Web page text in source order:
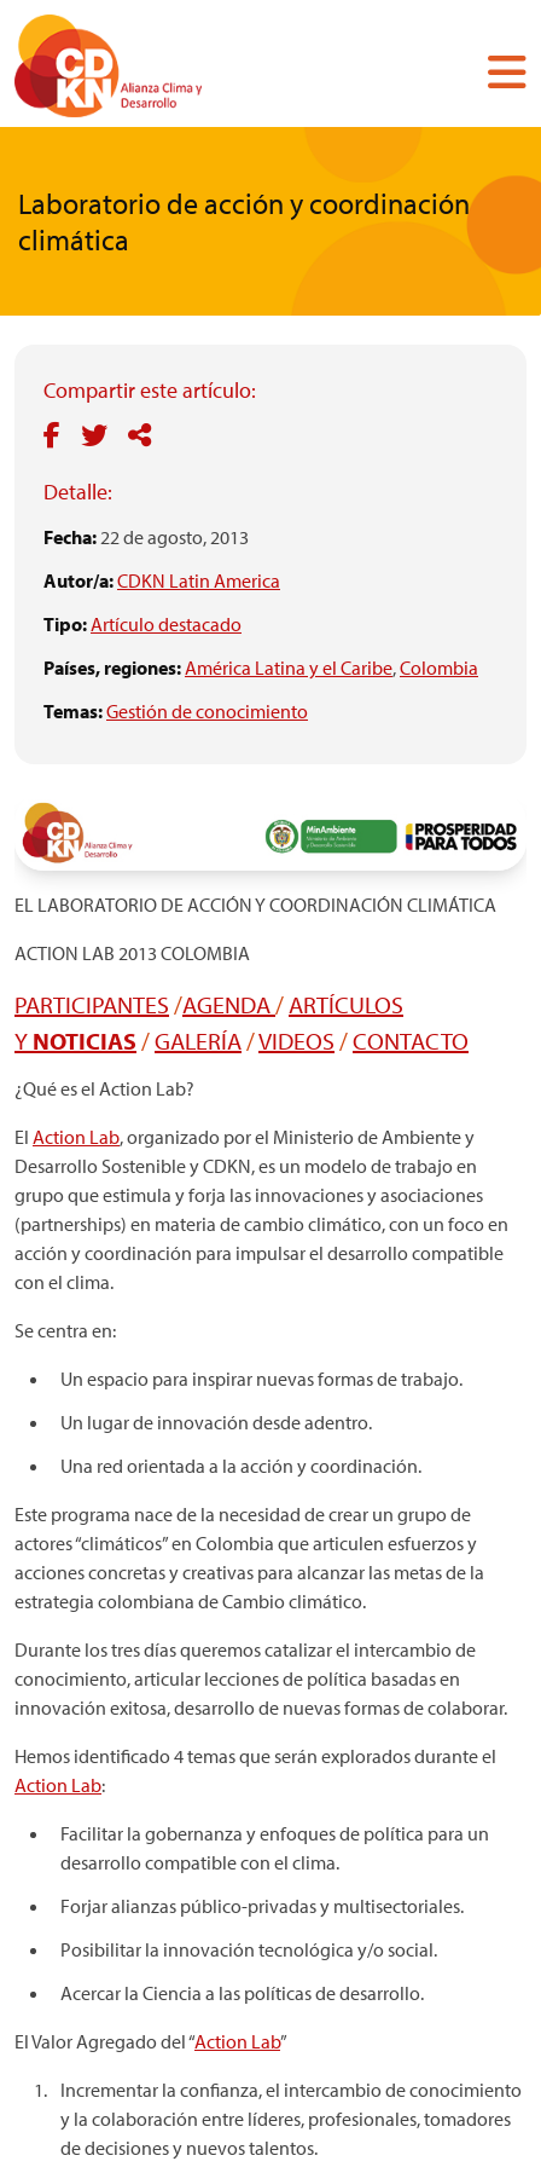
Pasar
contenido
principal
Laboratorio de acción y coordinación
climática
Compartir este artículo:
Detalle:
Fecha:22 de agosto, 2013
Autor/a:CDKN Latin America
Tipo:Artículo destacado
Países, regiones:América Latina y el Caribe,Colombia
Temas:Gestión de conocimiento
EL LABORATORIO DE ACCIÓN Y COORDINACIÓN CLIMÁTICA
ACTION LAB 2013 COLOMBIA
PARTICIPANTES /AGENDA/ ARTÍCULOS
Y NOTICIAS /GALERÍA/VIDEOS /CONTACTO
¿Qué es el Action Lab?
El Action Lab, organizado por el Ministerio de Ambiente y
Desarrollo Sostenible y CDKN, es un modelo de trabajo en
grupo que estimula y forja las innovaciones y asociaciones
(partnerships) en materia de cambio climático, con un foco en
acción y coordinación para impulsar el desarrollo compatible
con el clima.
Se centra en:
Un espacio para inspirar nuevas formas de trabajo.
Un lugar de innovación desde adentro.
Una red orientada a la acción y coordinación.
Este programa nace de la necesidad de crear un grupo de
actores “climáticos” en Colombia que articulen esfuerzos y
acciones concretas y creativas para alcanzar las metas de la
estrategia colombiana de Cambio climático.
Durante los tres días queremos catalizar el intercambio de
conocimiento, articular lecciones de política basadas en
innovación exitosa, desarrollo de nuevas formas de colaborar.
Hemos identificado 4 temas que serán explorados durante el
Action Lab:
Facilitar la gobernanza y enfoques de política para un
desarrollo compatible con el clima.
Forjar alianzas público-privadas y multisectoriales.
Posibilitar la innovación tecnológica y/o social.
Acercar la Ciencia a las políticas de desarrollo.
El Valor Agregado del “Action Lab”
Incrementar la confianza, el intercambio de conocimiento
y la colaboración entre líderes, profesionales, tomadores
de decisiones y nuevos talentos.